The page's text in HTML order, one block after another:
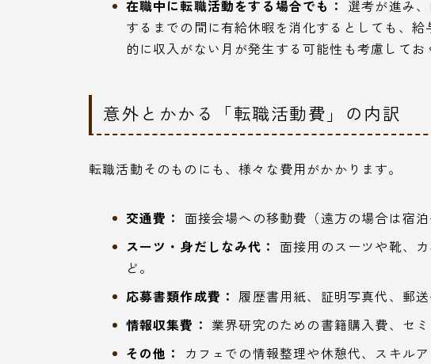
在職中に転職活動をする場合でも： 選考が進み
するまでの間に有給休暇を消化するとしても、
的に収入がない月が発生する可能性も考慮してお
意外とかかる「転職活動費」の内訳
転職活動そのものにも、様々な費用がかかります。
交通費： 面接会場への移動費（遠方の場合は宿泊
スーツ・身だしなみ代： 面接用のスーツや靴、
ど。
応募書類作成費： 履歴書用紙、証明写真代、郵送
情報収集費： 業界研究のための書籍購入費、セ
その他：
カフェでの情報整理や休憩代、スキル